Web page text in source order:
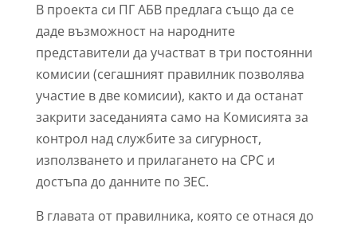
В проекта си ПГ АБВ предлага също да се
даде възможност на народните
представители да участват в три постоянни
комисии (сегашният правилник позволява
участие в две комисии), както и да останат
закрити заседанията само на Комисията за
контрол над службите за сигурност,
използването и прилагането на СРС и
достъпа до данните по ЗЕС.
В главата от правилника, която се отнася до